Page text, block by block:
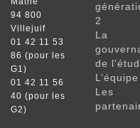
2
La
de
L’équipe
Les
94 800
Villejuif
01 42 11 53
86 (pour les
G1)
01 42 11 56
40 (pour les
G2)